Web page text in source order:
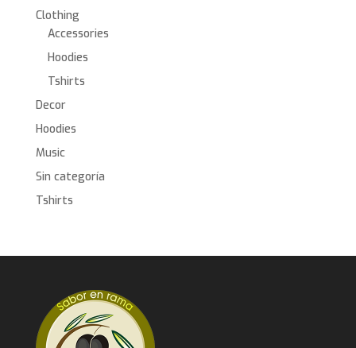
Clothing
Accessories
Hoodies
Tshirts
Decor
Hoodies
Music
Sin categoría
Tshirts